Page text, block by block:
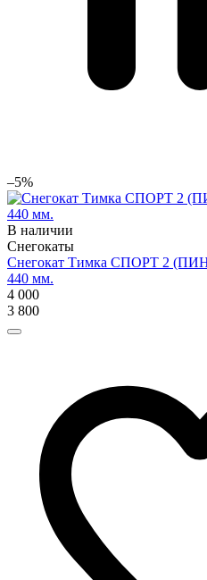
–5%
В наличии
Снегокаты
Снегокат Тимка СПОРТ 2
440 мм.
4 000
3 800